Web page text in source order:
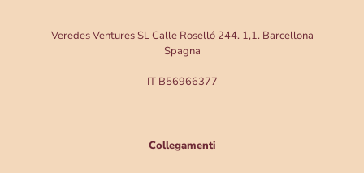
Veredes Ventures SL Calle Roselló 244. 1,1. Barcellona
Spagna
IT B56966377
Collegamenti